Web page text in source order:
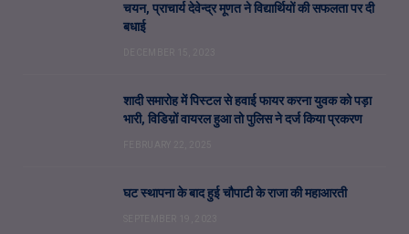
चयन, प्राचार्य देवेन्द्र मूणत ने विद्यार्थियों की सफलता पर दी
बधाई
शादी समारोह में पिस्टल से हवाई फायर करना युवक को पड़ा
भारी, विडिय़ों वायरल हुआ तो पुलिस ने दर्ज किया प्रकरण
घट स्थापना के बाद हुई चौपाटी के राजा की महाआरती